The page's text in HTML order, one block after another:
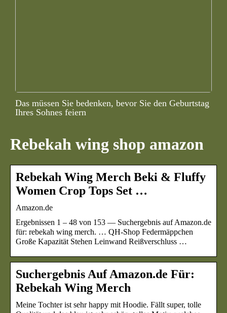
Das müssen Sie bedenken, bevor Sie den Geburtstag
Ihres Sohnes feiern
Rebekah wing shop amazon
Rebekah Wing Merch Beki & Fluffy
Women Crop Tops Set …
Amazon.de
Ergebnissen 1 – 48 von 153 — Suchergebnis auf Amazon.de
für: rebekah wing merch. … QH-Shop Federmäppchen
Große Kapazität Stehen Leinwand Reißverschluss …
Suchergebnis Auf Amazon.de Für:
Rebekah Wing Merch
Meine Tochter ist sehr happy mit Hoodie. Fällt super, tolle